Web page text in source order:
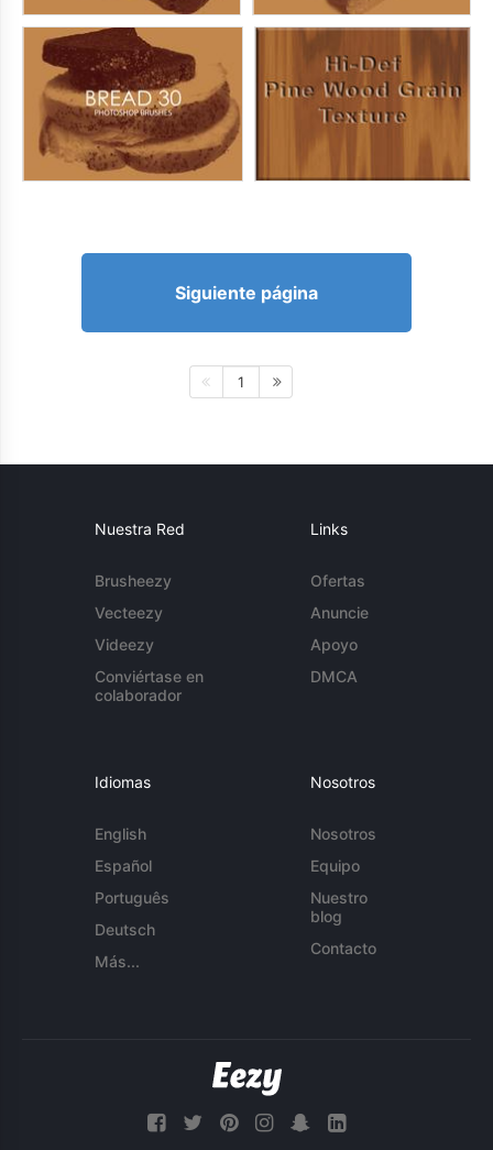
Siguiente página
1
Nuestra Red
Brusheezy
Vecteezy
Videezy
Conviértase en
colaborador
Links
Ofertas
Anuncie
Apoyo
DMCA
Idiomas
English
Español
Português
Deutsch
Más...
Nosotros
Nosotros
Equipo
Nuestro
blog
Contacto